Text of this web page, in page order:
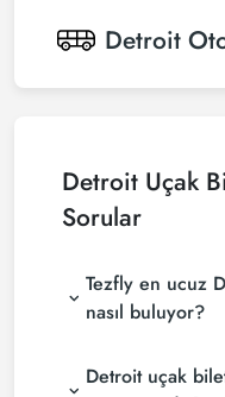
Detroit
Detroit Uçak
Sorular
Tezfly en ucuz
nasıl buluyor?
için tur
Detroit uçak